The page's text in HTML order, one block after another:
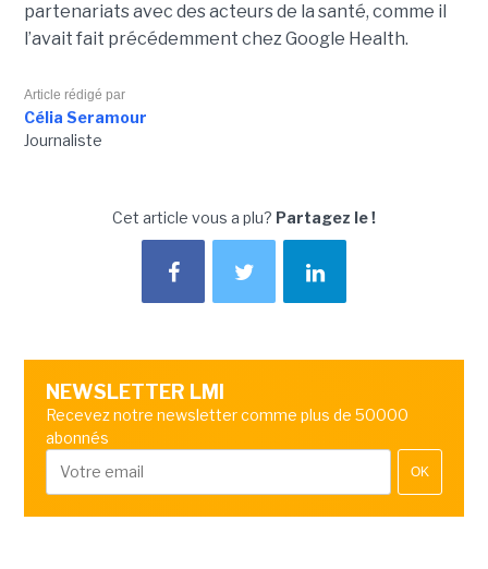
partenariats avec des acteurs de la santé, comme il
l’avait fait précédemment chez Google Health.
Article rédigé par
Célia Seramour
Journaliste
Cet article vous a plu? Partagez le !
NEWSLETTER LMI
Recevez notre newsletter comme plus de 50000
abonnés
OK